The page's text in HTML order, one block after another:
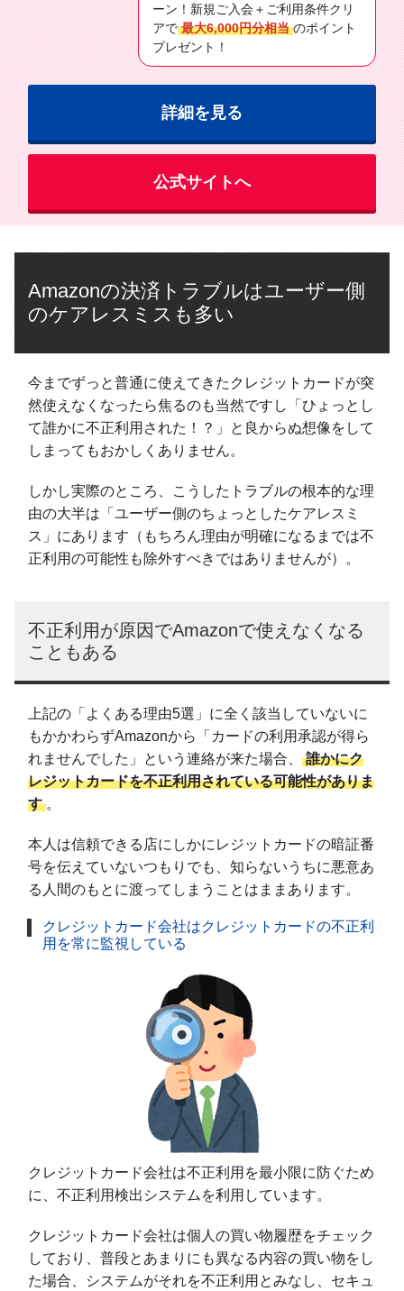
ーン！新規ご入会＋ご利用条件クリ
アで 最大6,000円分相当 のポイント
プレゼント！
詳細を見る
公式サイトへ
Amazonの決済トラブルはユーザー側
のケアレスミスも多い
今までずっと普通に使えてきたクレジットカードが突
然使えなくなったら焦るのも当然ですし「ひょっとし
て誰かに不正利用された！？」と良からぬ想像をして
しまってもおかしくありません。
しかし実際のところ、こうしたトラブルの根本的な理
由の大半は「ユーザー側のちょっとしたケアレスミ
ス」にあります（もちろん理由が明確になるまでは不
正利用の可能性も除外すべきではありませんが）。
不正利用が原因でAmazonで使えなくなる
こともある
上記の「よくある理由5選」に全く該当していないに
もかかわらずAmazonから「カードの利用承認が得ら
れませんでした」という連絡が来た場合、 誰かにク
レジットカードを不正利用されている可能性がありま
す 。
本人は信頼できる店にしかにレジットカードの暗証番
号を伝えていないつもりでも、知らないうちに悪意あ
る人間のもとに渡ってしまうことはままあります。
クレジットカード会社はクレジットカードの不正利
用を常に監視している
クレジットカード会社は不正利用を最小限に防ぐため
に、不正利用検出システムを利用しています。
クレジットカード会社は個人の買い物履歴をチェック
しており、普段とあまりにも異なる内容の買い物をし
た場合、システムがそれを不正利用とみなし、セキュ